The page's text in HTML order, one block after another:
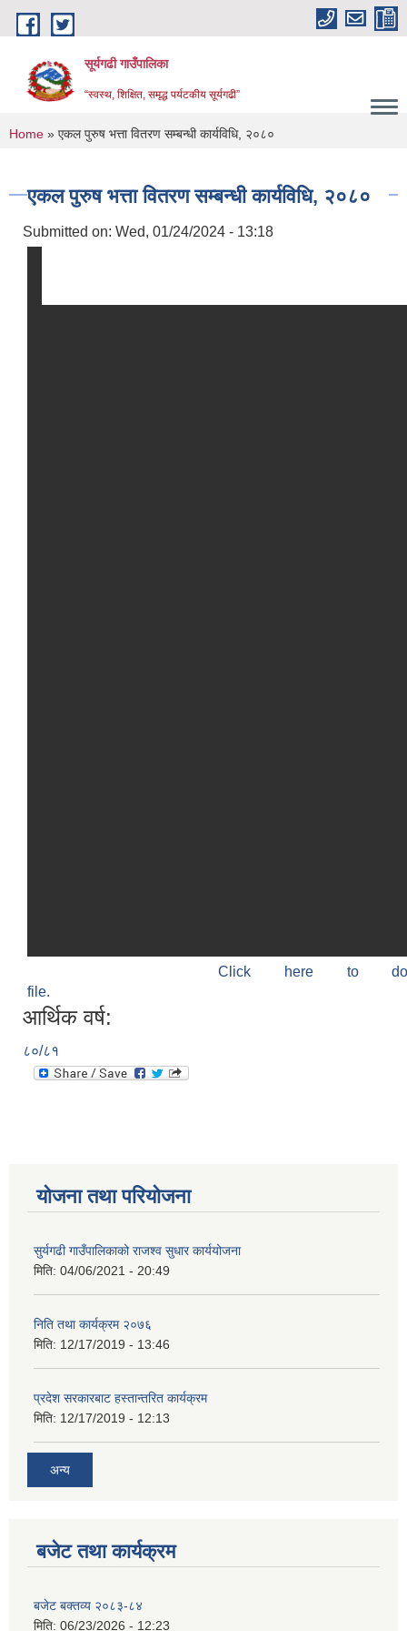
Skip to main content
सूर्यगढी गाउँपालिका
“स्वस्थ, शिक्षित, समृद्ध पर्यटकीय सूर्यगढी”
You are here
Home » एकल पुरुष भत्ता वितरण सम्बन्धी कार्यविधि, २०८०
एकल पुरुष भत्ता वितरण सम्बन्धी कार्यविधि, २०८०
Submitted on: Wed, 01/24/2024 - 13:18
Click here to
file.
आर्थिक वर्ष:
८०/८१
योजना तथा परियोजना
सुर्यगढी गाउँपालिकाको राजश्व सुधार कार्ययोजना
मिति: 04/06/2021 - 20:49
निति तथा कार्यक्रम २०७६
मिति: 12/17/2019 - 13:46
प्रदेश सरकारबाट हस्तान्तरित कार्यक्रम
मिति: 12/17/2019 - 12:13
अन्य
बजेट तथा कार्यक्रम
बजेट बक्तव्य २०८३-८४
मिति: 06/23/2026 - 12:23